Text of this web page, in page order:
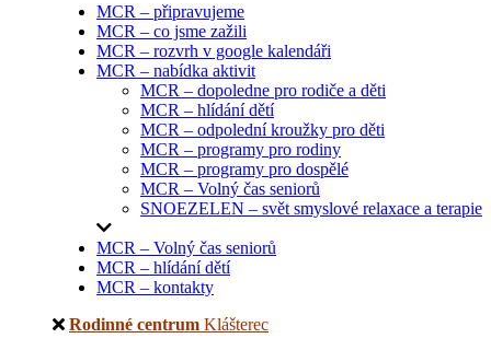
MCR – připravujeme
MCR – co jsme zažili
MCR – rozvrh v google kalendáři
MCR – nabídka aktivit
MCR – dopoledne pro rodiče a děti
MCR – hlídání dětí
MCR – odpolední kroužky pro děti
MCR – programy pro rodiny
MCR – programy pro dospělé
MCR – Volný čas seniorů
SNOEZELEN – svět smyslové relaxace a terapie
MCR – Volný čas seniorů
MCR – hlídání dětí
MCR – kontakty
Rodinné centrum Klášterec